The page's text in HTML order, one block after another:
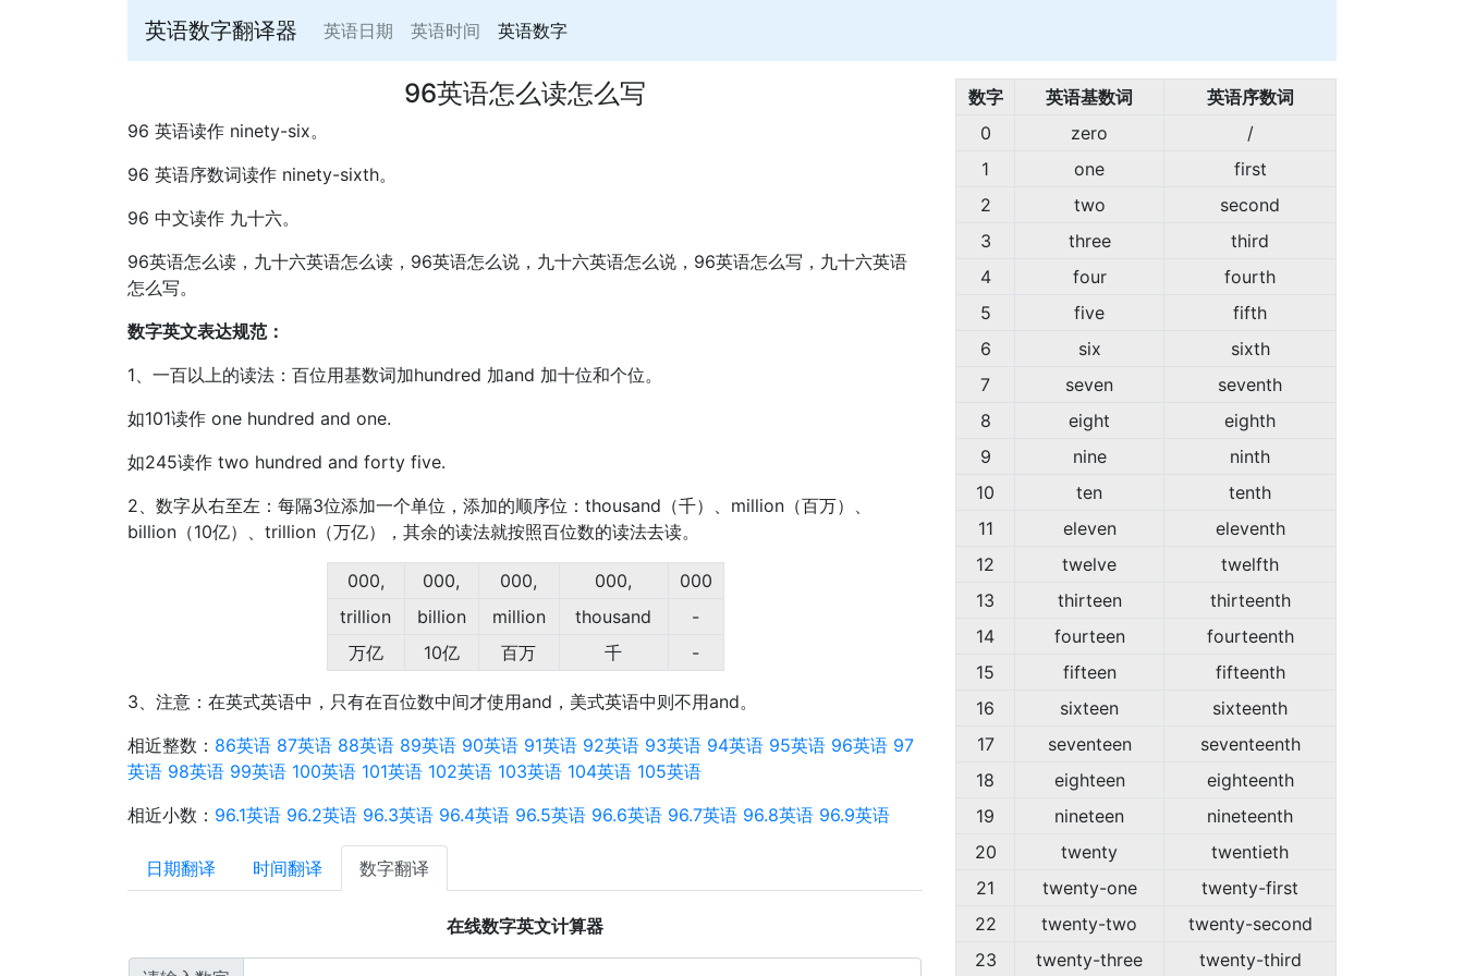
英语数字翻译器 英语日期 英语时间 英语数字
96英语怎么读怎么写
96 英语读作 ninety-six。
96 英语序数词读作 ninety-sixth。
96 中文读作 九十六。
96英语怎么读，九十六英语怎么读，96英语怎么说，九十六英语怎么说，96英语怎么写，九十六英语
怎么写。
数字英文表达规范：
1、一百以上的读法：百位用基数词加hundred 加and 加十位和个位。
如101读作 one hundred and one.
如245读作 two hundred and forty five.
2、数字从右至左：每隔3位添加一个单位，添加的顺序位：thousand（千）、million（百万）、
billion（10亿）、trillion（万亿），其余的读法就按照百位数的读法去读。
000, 000, 000, 000,
000
trillion
billion million thousand
-
万亿
10亿 百万 千 -
3、注意：在英式英语中，只有在百位数中间才使用and，美式英语中则不用and。
相近整数： 86英语 87英语 88英语 89英语 90英语 91英语 92英语 93英语 94英语 95英语 96英语 97
英语 98英语 99英语 100英语 101英语 102英语 103英语 104英语 105英语
相近小数： 96.1英语 96.2英语 96.3英语 96.4英语 96.5英语 96.6英语 96.7英语 96.8英语 96.9英语
日期翻译 时间翻译 数字翻译
在线数字英文计算器
数字 英语基数词
英语序数词
0
zero
/
1
one
first
2
two
second
3
three
third
4
four
fourth
5
five
fifth
6
six
sixth
7
seven
seventh
8
eight
eighth
9
nine
ninth
10
ten
tenth
11
eleven
eleventh
12
twelve
twelfth
13
thirteen
thirteenth
14
fourteen
fourteenth
15
fifteen
fifteenth
16
sixteen
sixteenth
17
seventeen
seventeenth
18
eighteen
eighteenth
19
nineteen
nineteenth
20
twenty
twentieth
21
twenty-one
twenty-first
22
twenty-two
twenty-second
23
twenty-three twenty-third